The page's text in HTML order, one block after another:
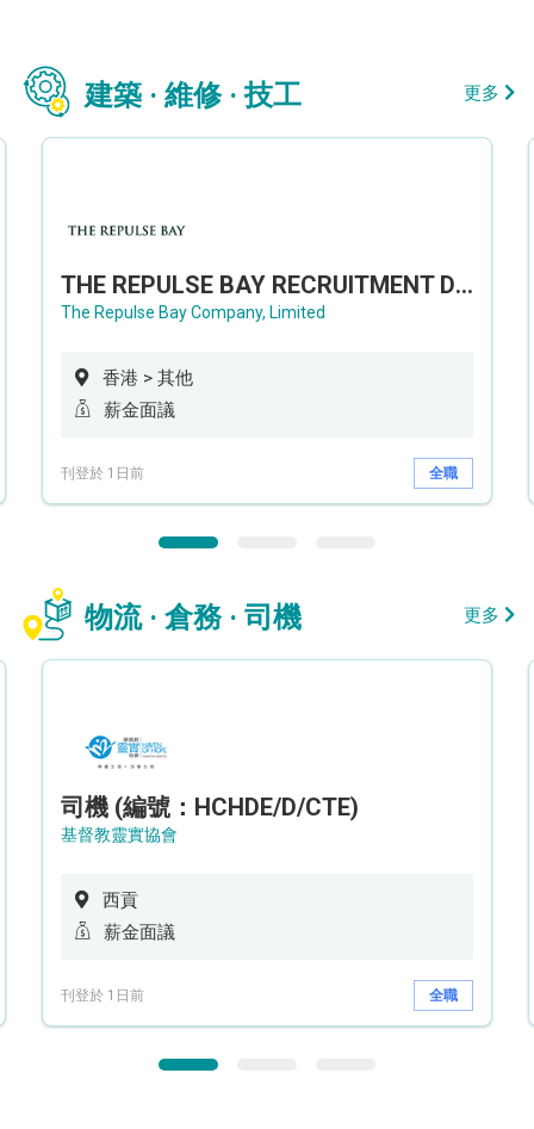
建築 · 維修 · 技工 更多
THE REPULSE BAY RECRUITMENT DAY 淺水灣影灣園人才招聘會
The Repulse Bay Company, Limited
香港 > 其他
薪金面議
刊登於 1日前 全職
物流 · 倉務 · 司機 更多
司機 (編號：HCHDE/D/CTE)
基督教靈實協會
西貢
薪金面議
刊登於 1日前 全職